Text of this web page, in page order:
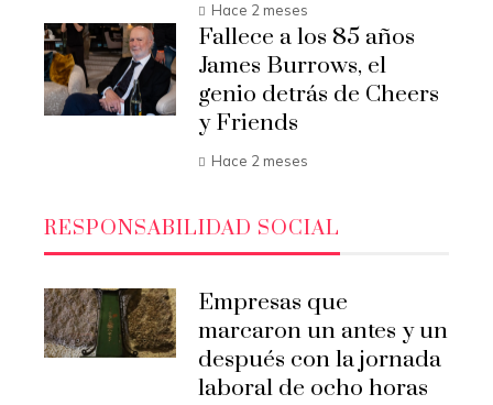
Hace 2 meses
Fallece a los 85 años
James Burrows, el
genio detrás de Cheers
y Friends
Hace 2 meses
RESPONSABILIDAD SOCIAL
Empresas que
marcaron un antes y un
después con la jornada
laboral de ocho horas